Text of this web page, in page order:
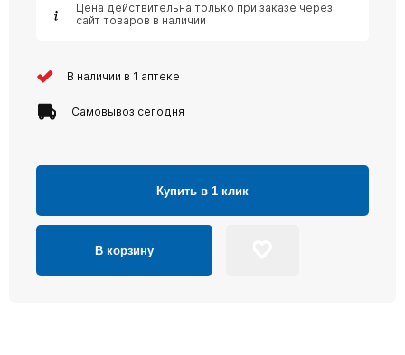
Цена действительна только при заказе через
сайт товаров в наличии
В наличии в 1 аптеке
Самовывоз сегодня
Купить в 1 клик
В корзину